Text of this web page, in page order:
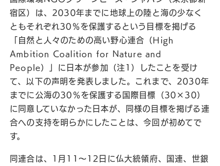
宿区）は、2030年までに地球上の陸と海の少なく
ともそれぞれ30％を保護するという目標を掲げる
「自然と人々のための高い野心連合（High
Ambition Coalition for Nature and
People）」に日本が参加（注1）したことを受け
て、以下の声明を発表しました。これまで、2030年
までに公海の30％を保護する国際目標（30×30）
に同意していなかった日本が、同様の目標を掲げる連
合への支持を明らかにしたことは、今回が初めてで
す。
同連合は、1月11〜12日に仏大統領府、国連、世銀